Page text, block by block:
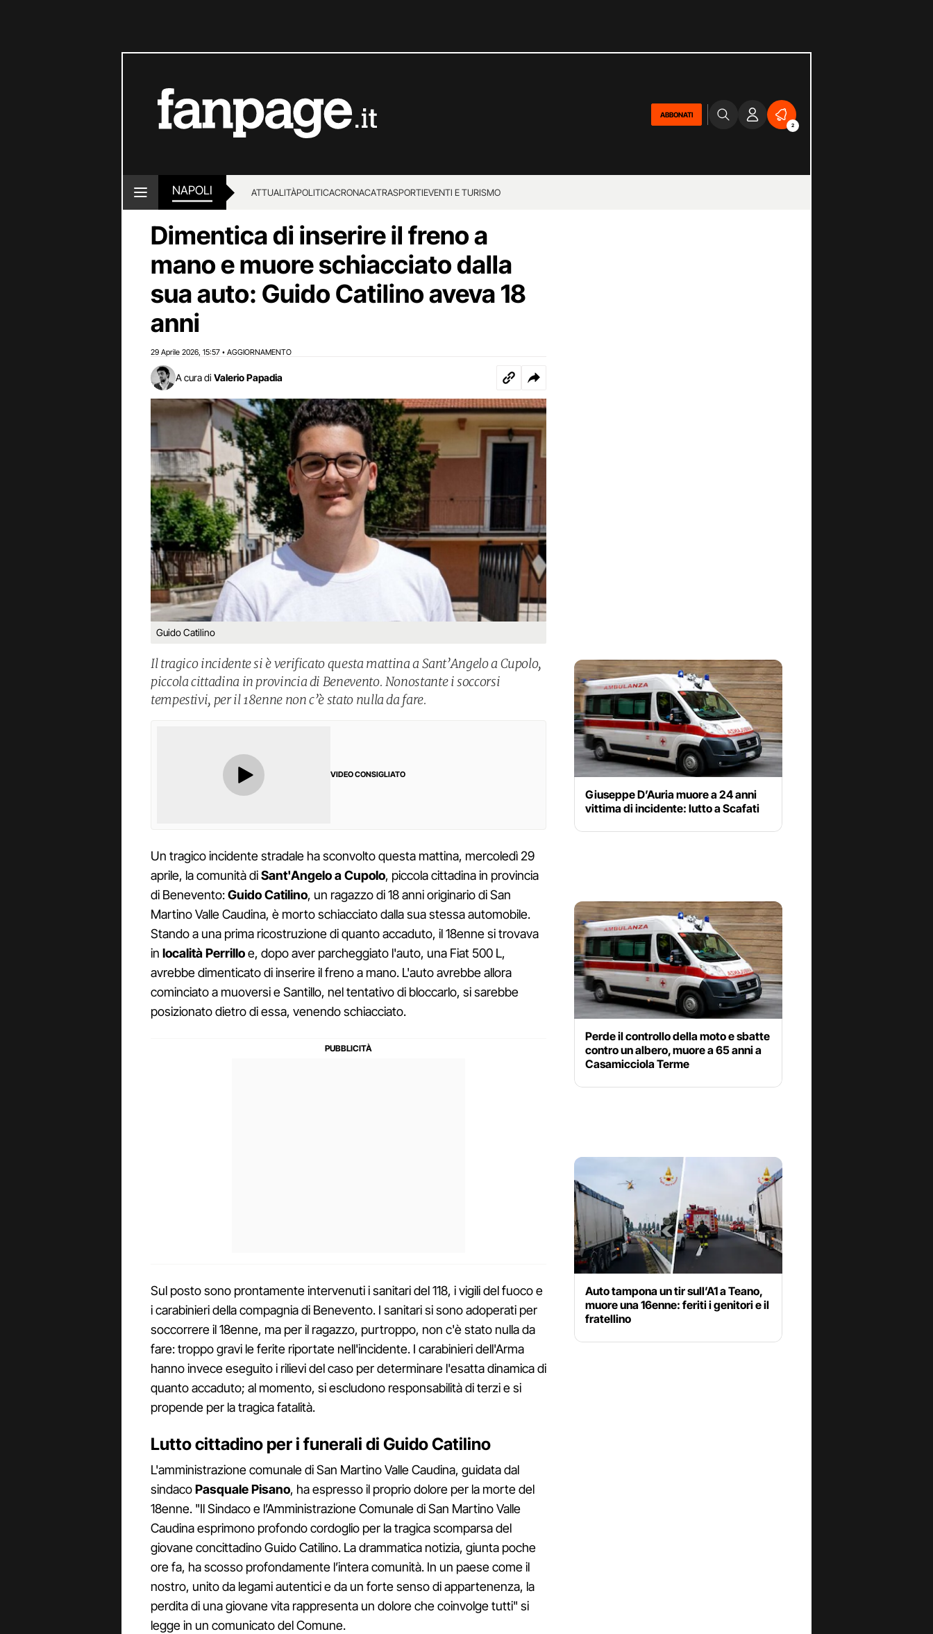
ABBONATI
2
NAPOLI ATTUALITÀPOLITICACRONACATRASPORTIEVENTI E TURISMO
Dimentica di inserire il freno a
mano e muore schiacciato dalla
sua auto: Guido Catilino aveva 18
anni
29 Aprile 2026 15:57 • AGGIORNAMENTO
A cura di Valerio Papadia
Guido Catilino
Il tragico incidente si è verificato questa mattina a Sant’Angelo a Cupolo,
piccola cittadina in provincia di Benevento. Nonostante i soccorsi
tempestivi, per il 18enne non c’è stato nulla da fare.
VIDEO CONSIGLIATO
Un tragico incidente stradale ha sconvolto questa mattina, mercoledì 29
aprile, la comunità diSant'Angelo a Cupolo, piccola cittadina in provincia
di Benevento:Guido Catilino, un ragazzo di 18 anni originario di San
Martino Valle Caudina, è morto schiacciato dalla sua stessa automobile.
Stando a una prima ricostruzione di quanto accaduto, il 18enne si trovava
in località Perrilloe, dopo aver parcheggiato l'auto, una Fiat 500 L,
avrebbe dimenticato di inserire il freno a mano. L'auto avrebbe allora
cominciato a muoversi e Santillo, nel tentativo di bloccarlo, si sarebbe
posizionato dietro di essa, venendo schiacciato.
Sul posto sono prontamente intervenuti i sanitari del 118, i vigili del fuoco e
i carabinieri della compagnia di Benevento. I sanitari si sono adoperati per
soccorrere il 18enne, ma per il ragazzo, purtroppo, non c'è stato nulla da
fare: troppo gravi le ferite riportate nell'incidente. I carabinieri dell'Arma
hanno invece eseguito i rilievi del caso per determinare l'esatta dinamica di
quanto accaduto; al momento, si escludono responsabilità di terzi e si
propende per la tragica fatalità.
Lutto cittadino per i funerali di Guido Catilino
L'amministrazione comunale di San Martino Valle Caudina, guidata dal
sindacoPasquale Pisano, ha espresso il proprio dolore per la morte del
18enne. "Il Sindaco e l’Amministrazione Comunale di San Martino Valle
Caudina esprimono profondo cordoglio per la tragica scomparsa del
giovane concittadino Guido Catilino. La drammatica notizia, giunta poche
ore fa, ha scosso profondamente l’intera comunità. In un paese come il
nostro, unito da legami autentici e da un forte senso di appartenenza, la
perdita di una giovane vita rappresenta un dolore che coinvolge tutti" si
legge in un comunicato del Comune.
Giuseppe D’Auria muore a 24 anni
vittima di incidente: lutto a Scafati
Perde il controllo della moto e sbatte
contro un albero, muore a 65 anni a
Casamicciola Terme
Auto tampona un tir sull’A1 a Teano,
muore una 16enne: feriti i genitori e il
fratellino